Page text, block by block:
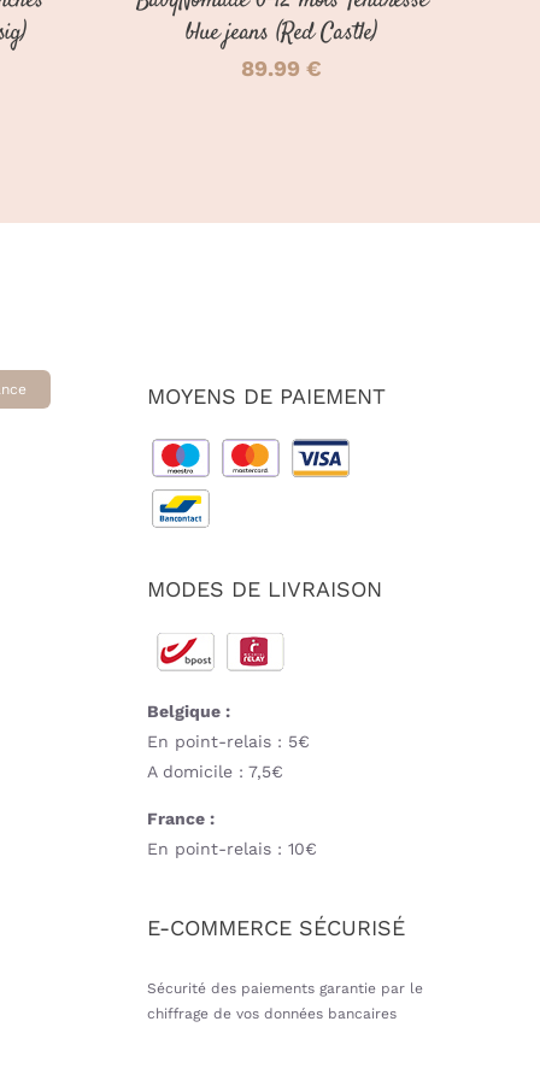
DU
blue jeans (Red Castle)
89.99 €
MOYENS DE PAIEMENT
MODES DE LIVRAISON
Belgique :
En point-relais : 5€
A domicile : 7,5€
France :
En point-relais : 10€
E-COMMERCE SÉCURISÉ
Sécurité des paiements garantie par le
chiffrage de vos données bancaires